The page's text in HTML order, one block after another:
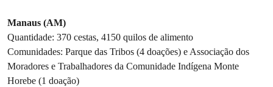
Manaus (AM)
Quantidade: 370 cestas, 4150 quilos de alimento
Comunidades: Parque das Tribos (4 doações) e Associação dos
Moradores e Trabalhadores da Comunidade Indígena Monte
Horebe (1 doação)